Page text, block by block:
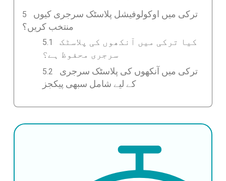
ترکی میں اوکولوفیشل پلاسٹک سرجری کیوں
منتخب کریں؟
کیا ترکی میں آنکھوں کی پلاسٹک
سرجری محفوظ ہے؟
ترکی میں آنکھوں کی پلاسٹک سرجری
کے لیے شامل سبھی پیکجز